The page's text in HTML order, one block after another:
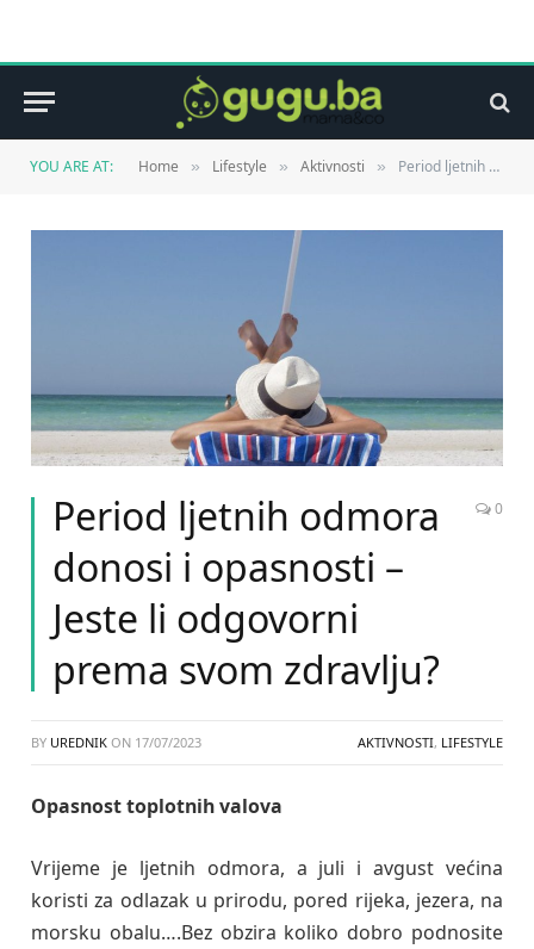
YOU ARE AT: Home » Lifestyle » Aktivnosti » Period ljetnih odmora donosi i opasnosti – Jeste li odgovorni prema svom zdravlju?
Period ljetnih odmora
donosi i opasnosti –
Jeste li odgovorni
prema svom zdravlju?
0
BY UREDNIK ON 17/07/2023 AKTIVNOSTI, LIFESTYLE
Opasnost toplotnih valova
Vrijeme je ljetnih odmora, a juli i avgust većina
koristi za odlazak u prirodu, pored rijeka, jezera, na
morsku obalu….Bez obzira koliko dobro podnosite